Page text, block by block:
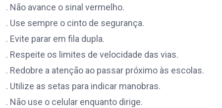
. Não avance o sinal vermelho.
. Use sempre o cinto de segurança.
. Evite parar em fila dupla.
. Respeite os limites de velocidade das vias.
. Redobre a atenção ao passar próximo às escolas.
. Utilize as setas para indicar manobras.
. Não use o celular enquanto dirige.